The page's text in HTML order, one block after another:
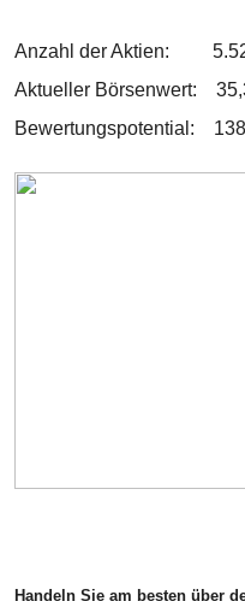
Anzahl der Aktien:
Aktueller Börsenwert:
Bewertungspotential:
Handeln Sie am besten über